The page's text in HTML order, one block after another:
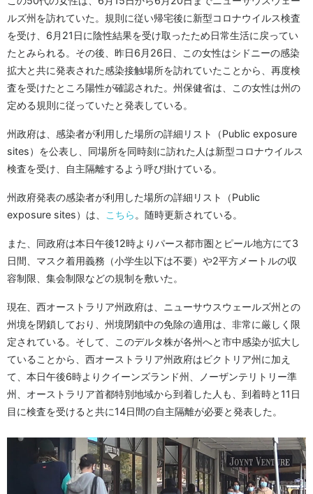
ルズ州を訪れていた。規則に従い帰宅後に新型コロナウイルス検査
を受け、6月21日に陰性結果を受け取ったため日常生活に戻ってい
たとみられる。その後、昨日6月26日、この女性はシドニーの感染
拡大と共に発表された感染接触場所を訪れていたことから、再度検
査を受けたところ陽性が確認された。州保健省は、この女性は州の
定める規則に従っていたと発表している。
州政府は、感染者が利用した場所の詳細リスト（Public exposure
sites）を公表し、同場所を同時刻に訪れた人は新型コロナウイルス
検査を受け、自主隔離するよう呼び掛けている。
州政府発表の感染者が利用した場所の詳細リスト（Public
exposure sites）は、 こちら。随時更新されている。
また、同政府は本日午後12時よりパース都市圏とピール地方にて3
日間、マスク着用義務（小学生以下は不要）や2平方メートルの収
容制限、集会制限などの規制を敷いた。
現在、西オーストラリア州政府は、ニューサウスウェールズ州との
州境を閉鎖しており、州境閉鎖中の免除の適用は、非常に厳しく限
定されている。そして、このデルタ株が各州へと市中感染が拡大し
ていることから、西オーストラリア州政府はビクトリア州に加え
て、本日午後6時よりクイーンズランド州、ノーザンテリトリー準
州、オーストラリア首都特別地域から到着した人も、到着時と11日
目に検査を受けると共に14日間の自主隔離が必要と発表した。